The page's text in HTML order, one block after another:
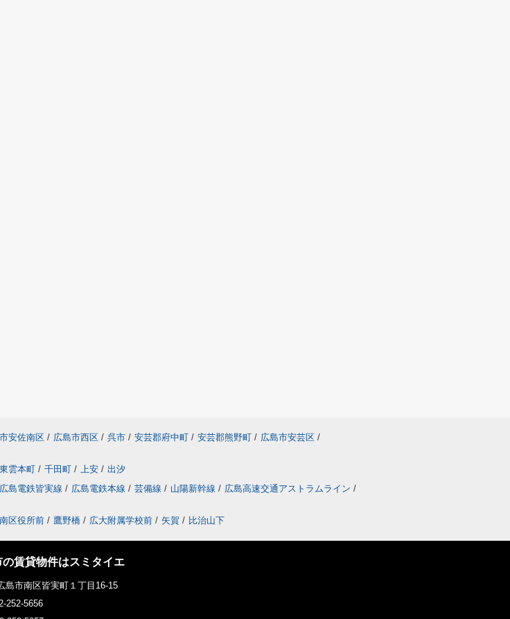
安佐南区 / 広島市西区 / 呉市 / 安芸郡府中町 / 安芸郡熊野町 / 広島市安芸区 /
東雲本町 / 千田町 / 上安 / 出汐
広島電鉄皆実線 / 広島電鉄本線 / 芸備線 / 山陽新幹線 / 広島高速交通アストラムライン /
南区役所前 / 鷹野橋 / 広大附属学校前 / 矢賀 / 比治山下
の賃貸物件はスミタイエ
島市南区皆実町１丁目16-15
252-5656